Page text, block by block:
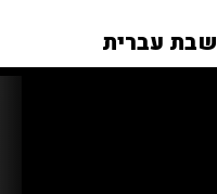
שבת עברית